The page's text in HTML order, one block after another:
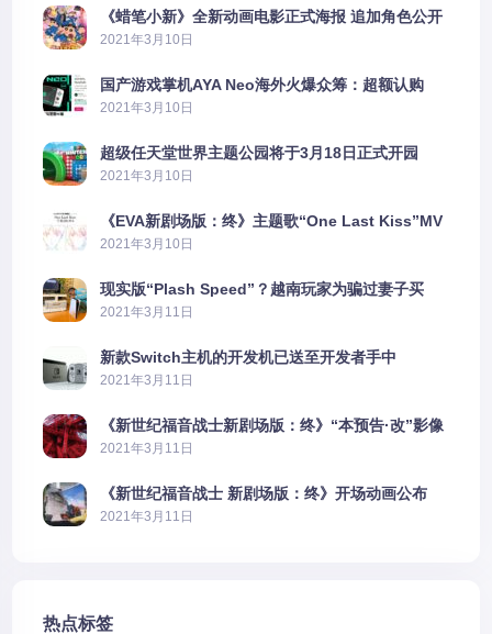
《蜡笔小新》全新动画电影正式海报 追加角色公开
2021年3月10日
国产游戏掌机AYA Neo海外火爆众筹：超额认购
2606%
2021年3月10日
超级任天堂世界主题公园将于3月18日正式开园
2021年3月10日
《EVA新剧场版：终》主题歌“One Last Kiss”MV
公布
2021年3月10日
现实版“Plash Speed”？越南玩家为骗过妻子买
PS5上演好戏
2021年3月11日
新款Switch主机的开发机已送至开发者手中
2021年3月11日
《新世纪福音战士新剧场版：终》“本预告·改”影像
公开
2021年3月11日
《新世纪福音战士 新剧场版：终》开场动画公布
2021年3月11日
热点标签